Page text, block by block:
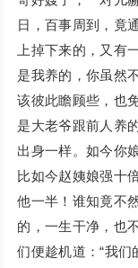
日，百事周到，竟
上掉下来的，又有
是我养的，你虽然
该彼此瞻顾些，也
是大老爷跟前人养
出身一样。如今你
比如今赵姨娘强十
他一半！谁知竟不
的，一生干净，也
们便趁机道：“我